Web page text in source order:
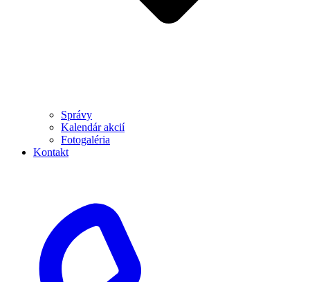
Správy
Kalendár akcií
Fotogaléria
Kontakt